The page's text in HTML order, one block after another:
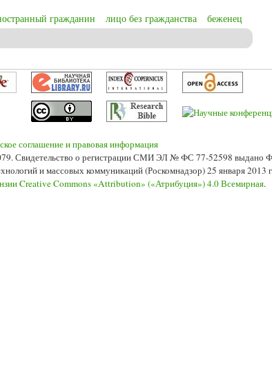
гражданин лицо без гражданства беженец
соглашение и правовая информация
Свидетельство о регистрации СМИ ЭЛ № ФС 77-52598 выдано
и массовых коммуникаций (Роскомнадзор) 25 января 2013
Creative Commons «Attribution» («Атрибуция») 4.0 Всемирная.